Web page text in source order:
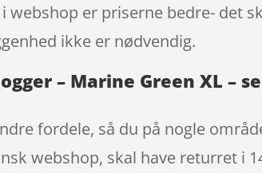
er priserne bedre- det
ikke er nødvendig.
– Marine Green XL –
fordele, så du på nogle
webshop, skal have returret i